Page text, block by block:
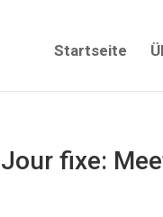
Startseite
fixe: